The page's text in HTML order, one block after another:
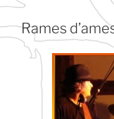
Rames